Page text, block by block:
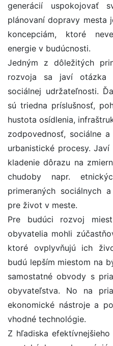
generácií uspokojovať
plánovaní dopravy mesta
koncepciám, ktoré
energie v budúcnosti.
Jedným z dôležitých
rozvoja sa javí otázka
sociálnej udržateľnosti.
sú triedna príslušnosť,
hustota osídlenia,
zodpovednosť, sociálne
urbanistické procesy.
kladenie dôrazu na
chudoby napr.
primeraných sociálnych
pre život v meste.
Pre budúci rozvoj
obyvatelia mohli
ktoré ovplyvňujú ich
budú lepším miestom na
samostatné obvody s
obyvateľstva. No na
ekonomické nástroje a
vhodné technológie.
Z hľadiska